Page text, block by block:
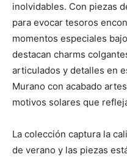
inolvidables. Con piezas
para evocar tesoros
momentos especiales
destacan charms
articulados y detalles en
Murano con acabado
motivos solares que
La colección captura la
de verano y las piezas